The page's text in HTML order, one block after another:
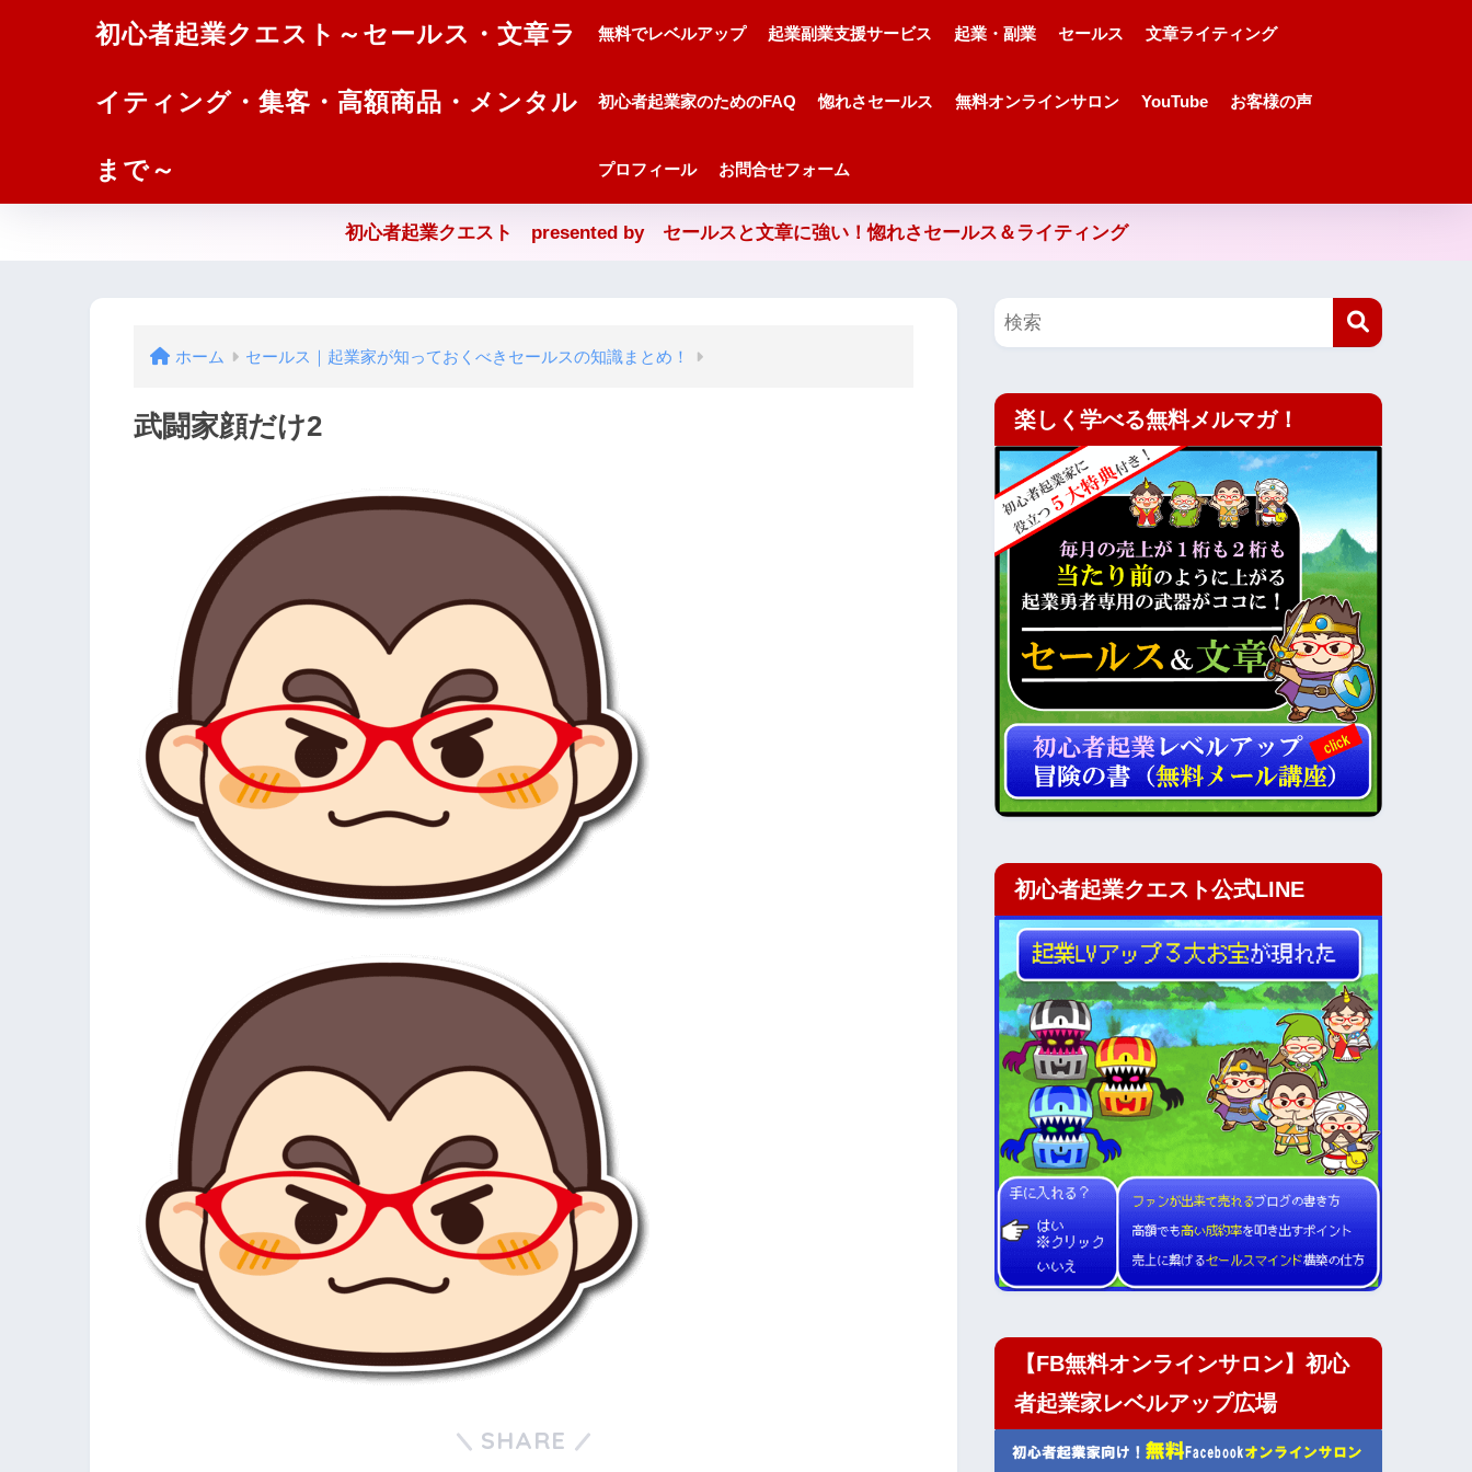
初心者起業クエスト～セールス・文章ラ
イティング・集客・高額商品・メンタル
まで～
無料でレベルアップ 起業副業支援サービス 起業・副業 セールス 文章ライティング
初心者起業家のためのFAQ 惚れさセールス 無料オンラインサロン YouTube お客様の声
プロフィール お問合せフォーム
初心者起業クエスト presented by セールスと文章に強い！惚れさセールス＆ライティング
ホーム セールス｜起業家が知っておくべきセールスの知識まとめ！
武闘家顔だけ2
SHARE
楽しく学べる無料メルマガ！
初心者起業クエスト公式LINE
【FB無料オンラインサロン】初心
者起業家レベルアップ広場